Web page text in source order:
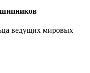
ведущих мировых